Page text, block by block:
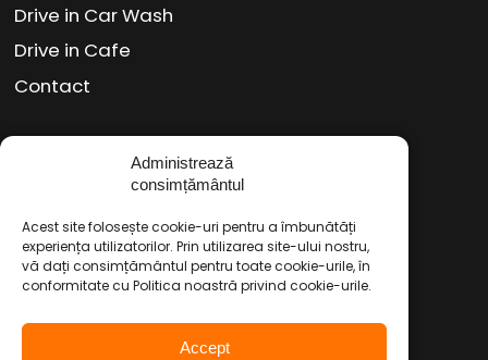
Administrează
consimțământul
Acest site folosește cookie-uri pentru a îmbunătăți
experiența utilizatorilor. Prin utilizarea site-ului nostru,
vă dați consimțământul pentru toate cookie-urile, în
conformitate cu Politica noastră privind cookie-urile.
Accept
Drive in Car Wash
Drive in Cafe
Contact
Social Media
Youtube/WhatsApp/LinkedIn
Politica de Confidențialitate